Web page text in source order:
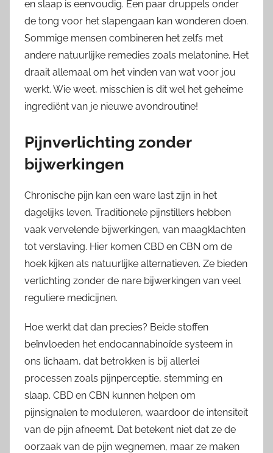
en slaap is eenvoudig. Een paar druppels onder
de tong voor het slapengaan kan wonderen doen.
Sommige mensen combineren het zelfs met
andere natuurlijke remedies zoals melatonine. Het
draait allemaal om het vinden van wat voor jou
werkt. Wie weet, misschien is dit wel het geheime
ingrediënt van je nieuwe avondroutine!
Pijnverlichting zonder
bijwerkingen
Chronische pijn kan een ware last zijn in het
dagelijks leven. Traditionele pijnstillers hebben
vaak vervelende bijwerkingen, van maagklachten
tot verslaving. Hier komen CBD en CBN om de
hoek kijken als natuurlijke alternatieven. Ze bieden
verlichting zonder de nare bijwerkingen van veel
reguliere medicijnen.
Hoe werkt dat dan precies? Beide stoffen
beïnvloeden het endocannabinoïde systeem in
ons lichaam, dat betrokken is bij allerlei
processen zoals pijnperceptie, stemming en
slaap. CBD en CBN kunnen helpen om
pijnsignalen te moduleren, waardoor de intensiteit
van de pijn afneemt. Dat betekent niet dat ze de
oorzaak van de pijn wegnemen, maar ze maken